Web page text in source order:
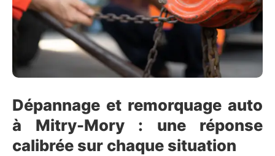
Dépannage et remorquage auto
à Mitry-Mory : une réponse
calibrée sur chaque situation